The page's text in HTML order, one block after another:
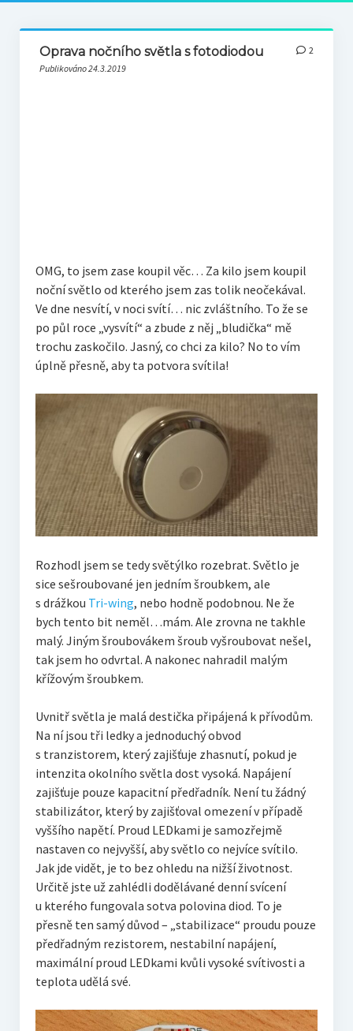
Oprava nočního světla s fotodiodou
Publikováno 24.3.2019
2
OMG, to jsem zase koupil věc… Za kilo jsem koupil
noční světlo od kterého jsem zas tolik neočekával.
Ve dne nesvítí, v noci svítí… nic zvláštního. To že se
po půl roce „vysvítí“ a zbude z něj „bludička“ mě
trochu zaskočilo. Jasný, co chci za kilo? No to vím
úplně přesně, aby ta potvora svítila!
Rozhodl jsem se tedy světýlko rozebrat. Světlo je
sice sešroubované jen jedním šroubkem, ale
s drážkou Tri-wing, nebo hodně podobnou. Ne že
bych tento bit neměl…mám. Ale zrovna ne takhle
malý. Jiným šroubovákem šroub vyšroubovat nešel,
tak jsem ho odvrtal. A nakonec nahradil malým
křížovým šroubkem.
Uvnitř světla je malá destička připájená k přívodům.
Na ní jsou tři ledky a jednoduchý obvod
s tranzistorem, který zajišťuje zhasnutí, pokud je
intenzita okolního světla dost vysoká. Napájení
zajišťuje pouze kapacitní předřadník. Není tu žádný
stabilizátor, který by zajišťoval omezení v případě
vyššího napětí. Proud LEDkami je samozřejmě
nastaven co nejvyšší, aby světlo co nejvíce svítilo.
Jak jde vidět, je to bez ohledu na nižší životnost.
Určitě jste už zahlédli dodělávané denní svícení
u kterého fungovala sotva polovina diod. To je
přesně ten samý důvod – „stabilizace“ proudu pouze
předřadným rezistorem, nestabilní napájení,
maximální proud LEDkami kvůli vysoké svítivosti a
teplota udělá své.